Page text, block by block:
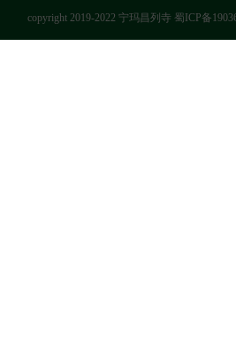
copyright 2019-2022 宁玛昌列寺 蜀ICP备